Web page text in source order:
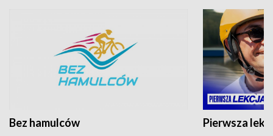
Bez hamulców Pierwsza